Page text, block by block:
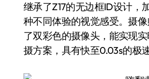
继承了Z17的无边框ID设计，
种不同体验的视觉感受。摄
了双彩色的摄像头，能实现
摄方案，具有快至0.03s的极